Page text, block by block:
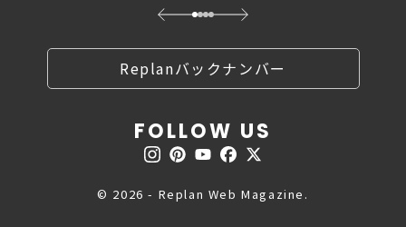
Replanバックナンバー
FOLLOW US
© 2026 - Replan Web Magazine.